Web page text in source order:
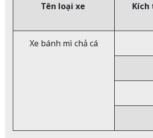
Tên loại xe
Kích
Xe bánh mì chả cá